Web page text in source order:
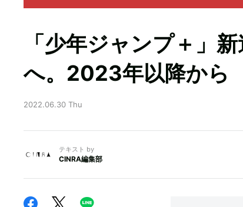
「少年ジャンプ＋」
へ。2023年以降から
2022.06.30 Thu
テキスト by
CINRA編集部